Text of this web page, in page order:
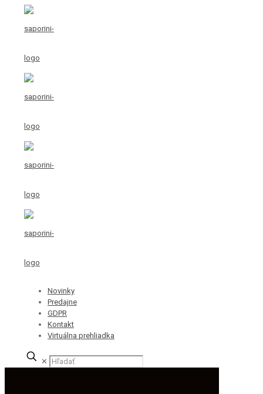
Novinky
Predajne
GDPR
Kontakt
Virtuálna prehliadka
✕